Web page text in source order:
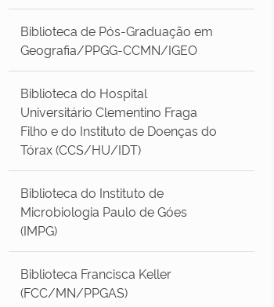
Biblioteca de Pós-Graduação em
Geografia/PPGG-CCMN/IGEO
Biblioteca do Hospital
Universitário Clementino Fraga
Filho e do Instituto de Doenças do
Tórax (CCS/HU/IDT)
Biblioteca do Instituto de
Microbiologia Paulo de Góes
(IMPG)
Biblioteca Francisca Keller
(FCC/MN/PPGAS)